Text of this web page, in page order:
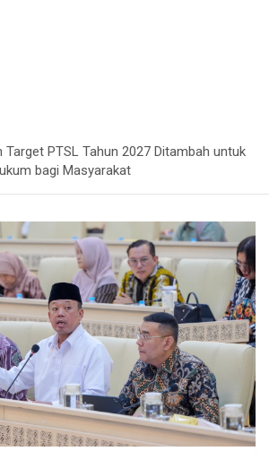
PTSL Tahun 2027 Ditambah untuk
bagi Masyarakat